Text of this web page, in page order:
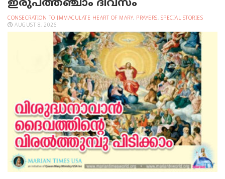
ഇരുപത്തഞ്ചാം ദിവസം
CONSECRATION TO IMMACULATE HEART OF MARY, PRAYERS, SPECIAL STORIES
AUGUST 8, 2026